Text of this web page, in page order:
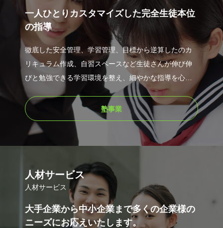
一人ひとりカスタマイズした完全生徒本位
の指導
徹底した安全管理、学習管理、目標から逆算したのカ
リキュラム作成、自習スペースなど生徒さんが伸び伸
びと勉強できる学習環境を整え、細やかな指導を心が
けています。
大人になっても気軽に教室に遊びにきてほしい。そん
な想いで運営しています。
塾事業
人材サービス
人材サービス
大手企業から中小企業まで多くの企業様の
ニーズにお応えいたします。